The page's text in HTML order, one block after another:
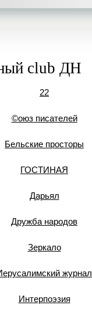
club ДН
22
©оюз писателей
Бельские просторы
ГОСТИНАЯ
Дарьял
Дружба народов
Зеркало
журнал
Интерпоэзия